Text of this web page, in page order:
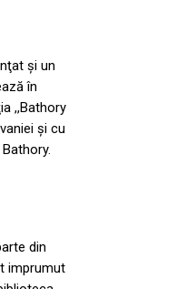
și un
în
,,Bathory
şi cu
din
imprumut